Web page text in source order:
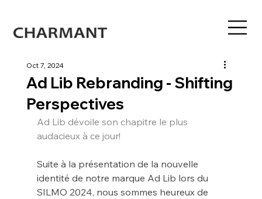
Ad Lib Rebranding - Shifting
Perspectives
Oct 7, 2024
Ad Lib dévoile son chapitre le plus
audacieux à ce jour!
Suite à la présentation de la nouvelle
identité de notre marque Ad Lib lors du
SILMO 2024, nous sommes heureux de